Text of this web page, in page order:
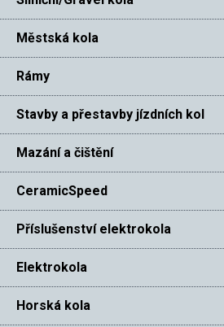
Městská kola
Rámy
Stavby a přestavby jízdních kol
Mazání a čištění
CeramicSpeed
Příslušenství elektrokola
Elektrokola
Horská kola